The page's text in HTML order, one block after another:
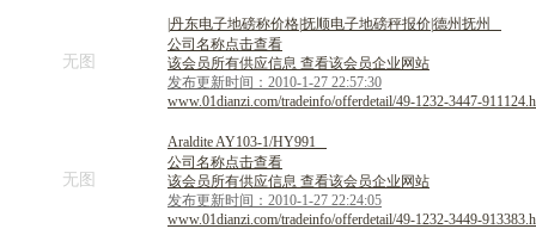
无图
丹东电子地磅称价格抚顺电子地磅秤报价德州抚州
公司名称点击查看
该会员所有供应信息 查看该会员企业网站
发布更新时间：2010-1-27 22:57:30
www.01dianzi.com/tradeinfo/offerdetail/49-1232-3447-
无图
AralditeAY103-1/HY991
公司名称点击查看
该会员所有供应信息 查看该会员企业网站
发布更新时间：2010-1-27 22:24:05
www.01dianzi.com/tradeinfo/offerdetail/49-1232-3449-